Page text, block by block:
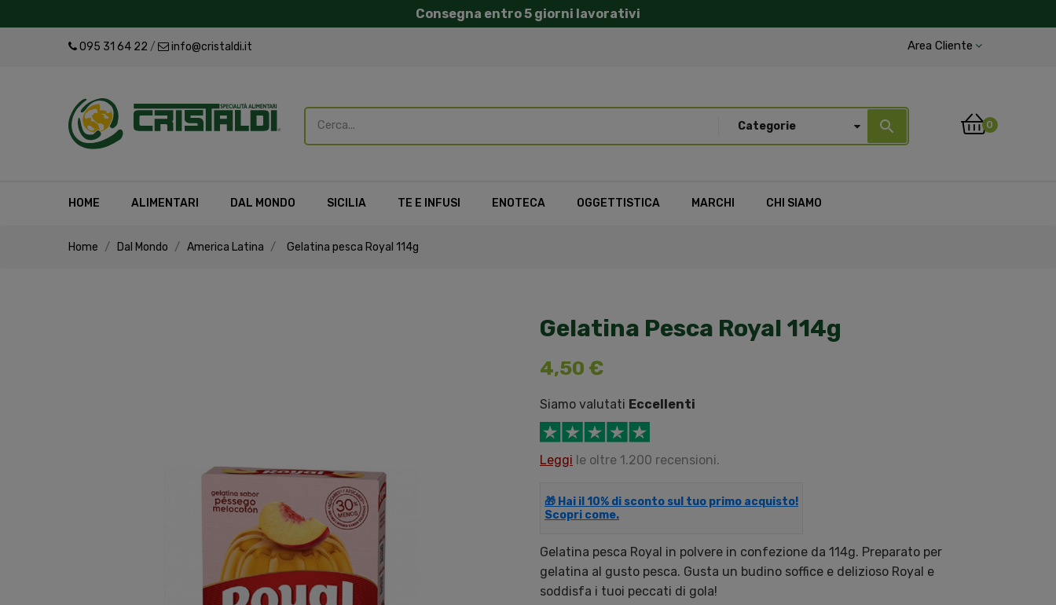
Consegna entro 5 giorni lavorativi
095 31 64 22 / info@cristaldi.it Area Cliente
Categorie search 0
HOME ALIMENTARI DAL MONDO SICILIA TE E INFUSI ENOTECA OGGETTISTICA MARCHI CHI SIAMO
Home Dal Mondo America Latina Gelatina pesca Royal 114g
Gelatina Pesca Royal 114g
4,50 €
Siamo valutati Eccellenti
Leggi le oltre 1.200 recensioni.
🎁 Hai il 10% di sconto sul tuo primo acquisto!
Scopri come.
Gelatina pesca Royal in polvere in confezione da 114g. Preparato per
gelatina al gusto pesca. Gusta un budino soffice e delizioso Royal e
soddisfa i tuoi peccati di gola!